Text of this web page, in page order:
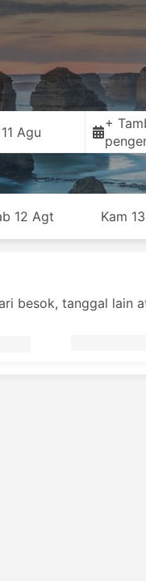
Agu
+
12 Agt Kam
besok, tanggal lain